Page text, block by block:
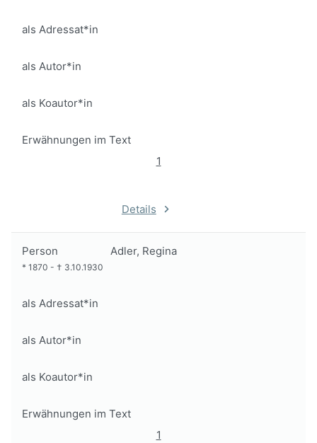
als Adressat*in
als Autor*in
als Koautor*in
Erwähnungen im Text
1
Details
Person Adler, Regina
* 1870 - † 3.10.1930
als Adressat*in
als Autor*in
als Koautor*in
Erwähnungen im Text
1